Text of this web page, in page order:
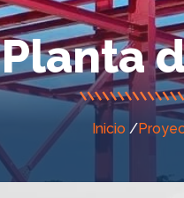
Planta
Inicio /